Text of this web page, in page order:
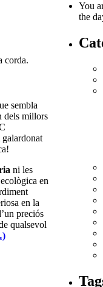
corda.
sembla
dels millors
ni les
en
en la
preciós
qualsevol
You
the